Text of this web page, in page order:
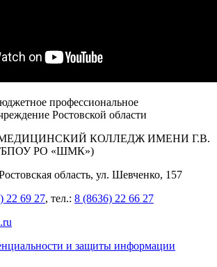
профессиональное
Ростовской области
КОЛЛЕДЖ ИМЕНИ Г.В.
РО «ШМК»)
область, ул. Шевченко, 157
22 69 27, тел.: 8 (8636) 22 66 27
и защиты информации